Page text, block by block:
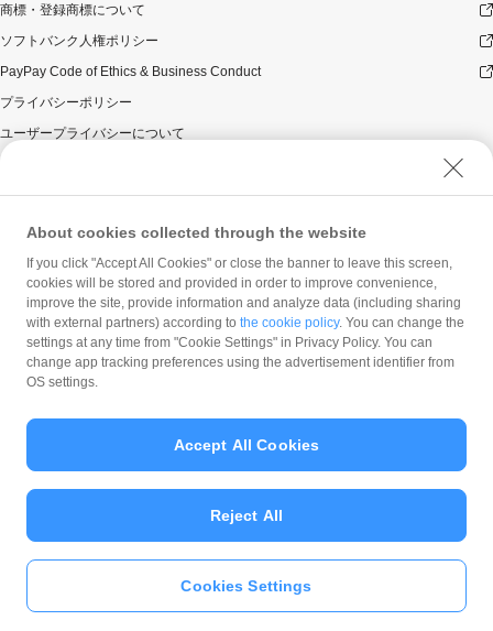
PayPayアプリをダウンロ
ード＞＞
商標・登録商標について
ソフトバンク人権ポリシー
PayPay Code of Ethics & Business Conduct
プライバシーポリシー
ユーザープライバシーについて
ウェブサイト利用規約
反社会的勢力に対する方針
勧誘方針
マネロン等基本方針
カスタマーハラスメントに関する当社の考え方
© PayPay Corporation
About cookies collected through the website
If you click "Accept All Cookies" or close the banner to leave this screen,
cookies will be stored and provided in order to improve convenience,
improve the site, provide information and analyze data (including sharing
with external partners) according to the cookie policy. You can change the
settings at any time from "Cookie Settings" in Privacy Policy. You can
change app tracking preferences using the advertisement identifier from
OS settings.
Cookies Settings
Reject All
Accept All Cookies